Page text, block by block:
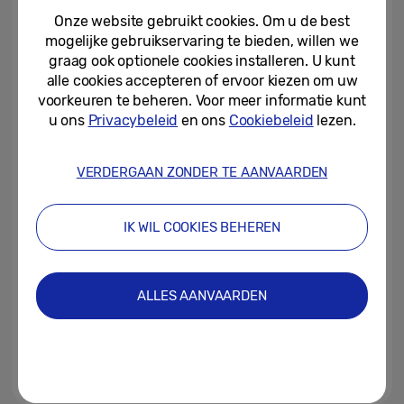
07-04-2026
Samsung presenteert ‘Design is
an Act of Love’-tentoonstelling
op Milan Design Week 2026
Citizenship Office maakt tien
wereldwijde Solve for...
Samsung Electronics
Onze website gebruikt cookies. Om u de best
mogelijke gebruikservaring te bieden, willen we
graag ook optionele cookies installeren. U kunt
alle cookies accepteren of ervoor kiezen om uw
voorkeuren te beheren. Voor meer informatie kunt
u ons Privacybeleid en ons Cookiebeleid lezen.
VERDERGAAN ZONDER TE AANVAARDEN
IK WIL COOKIES BEHEREN
ALLES AANVAARDEN